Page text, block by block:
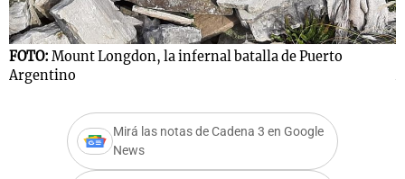
FOTO: Mount Longdon, la infernal batalla de Puerto
Argentino
Mirá las notas de Cadena 3 en Google
News
Notas
Notas
La Sole en